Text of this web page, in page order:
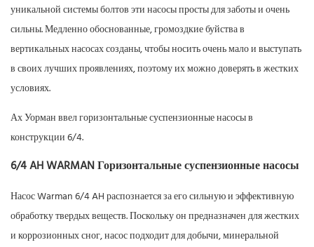
уникальной системы болтов эти насосы просты для заботы и очень
сильны. Медленно обоснованные, громоздкие буйства в
вертикальных насосах созданы, чтобы носить очень мало и выступать
в своих лучших проявлениях, поэтому их можно доверять в жестких
условиях.
Ах Уорман ввел горизонтальные суспензионные насосы в
конструкции 6/4.
6/4 AH WARMAN Горизонтальные суспензионные насосы
Насос Warman 6/4 AH распознается за его сильную и эффективную
обработку твердых веществ. Поскольку он предназначен для жестких
и коррозионных сног, насос подходит для добычи, минеральной